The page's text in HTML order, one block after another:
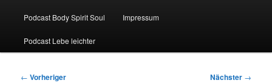
Podcast Body Spirit Soul Impressum
Podcast Lebe leichter
Beitragsnavigation
← Vorheriger Nächster →